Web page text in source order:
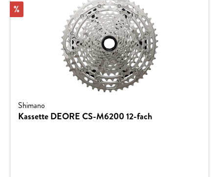
Rabatt
%
Shimano
Kassette DEORE CS-M6200 12-fach